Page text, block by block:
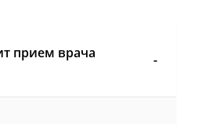
прием врача